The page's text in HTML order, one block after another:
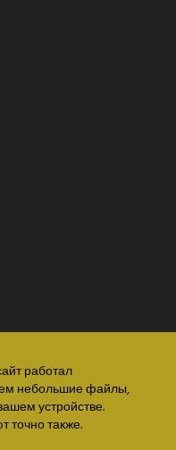
работал
небольшие файлы,
устройстве.
точно также.